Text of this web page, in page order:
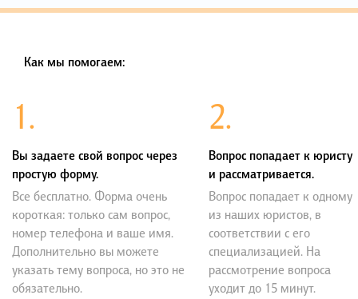
Как мы помогаем:
1.
Вы задаете свой вопрос через
простую форму.
Все бесплатно. Форма очень
короткая: только сам вопрос,
номер телефона и ваше имя.
Дополнительно вы можете
указать тему вопроса, но это не
обязательно.
2.
Вопрос попадает к юристу
и рассматривается.
Вопрос попадает к одному
из наших юристов, в
соответствии с его
специализацией. На
рассмотрение вопроса
уходит до 15 минут.